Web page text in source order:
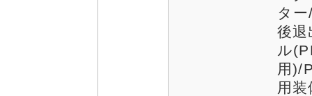
タ
後
ル
用)/
用装